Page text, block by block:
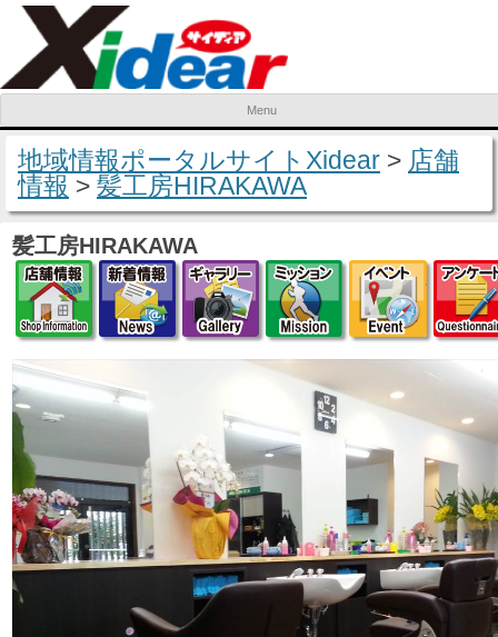
Menu
Skip to content
地域情報ポータルサイトXidear > 店舗
情報 > 髪工房HIRAKAWA
髪工房HIRAKAWA
店舗情報新着情報ギャラリーミッション
イベ